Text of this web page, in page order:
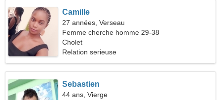
Camille
27 années, Verseau
Femme cherche homme 29-38
Cholet
Relation serieuse
Sebastien
44 ans, Vierge